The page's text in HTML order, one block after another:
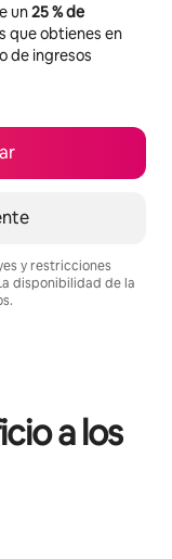
un25 % de
que obtienes en
de ingresos
y restricciones
disponibilidad de la
a los